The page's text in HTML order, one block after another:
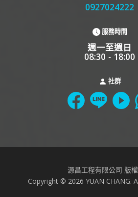
0927024222
服務時間
週一至週日
08:30 - 18:00
社群
源昌工程有限公司 版
Copyright © 2026 YUAN CHANG.